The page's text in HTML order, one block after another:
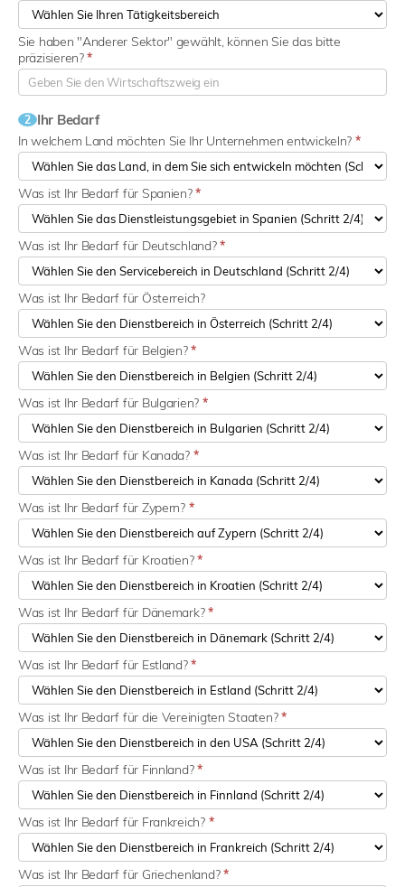
Sie haben "Anderer Sektor" gewählt, können Sie das bitte
präzisieren?*
2 Ihr Bedarf
In welchem Land möchten Sie Ihr Unternehmen entwickeln? *
Was ist Ihr Bedarf für Spanien?*
Was ist Ihr Bedarf für Deutschland?*
Was ist Ihr Bedarf für Österreich?
Was ist Ihr Bedarf für Belgien?*
Was ist Ihr Bedarf für Bulgarien? *
Was ist Ihr Bedarf für Kanada? *
Was ist Ihr Bedarf für Zypern? *
Was ist Ihr Bedarf für Kroatien?*
Was ist Ihr Bedarf für Dänemark?*
Was ist Ihr Bedarf für Estland?*
Was ist Ihr Bedarf für die Vereinigten Staaten?*
Was ist Ihr Bedarf für Finnland?*
Was ist Ihr Bedarf für Frankreich? *
Was ist Ihr Bedarf für Griechenland?*